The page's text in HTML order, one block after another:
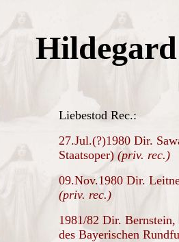
Liebestod Rec.:
27.Jul.(?)1980 Dir.
Staatsoper) (priv. rec.)
09.Nov.1980 Dir.
(priv. rec.)
1981/82 Dir.
des Bayerischen